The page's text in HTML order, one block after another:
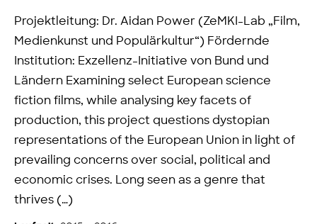
Projektleitung: Dr. Aidan Power (ZeMKI-Lab „Film,
Medienkunst und Populärkultur“) Fördernde
Institution: Exzellenz-Initiative von Bund und
Ländern Examining select European science
fiction films, while analysing key facets of
production, this project questions dystopian
representations of the European Union in light of
prevailing concerns over social, political and
economic crises. Long seen as a genre that
thrives (…)